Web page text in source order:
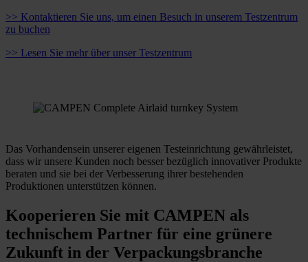
>> Kontaktieren Sie uns, um einen Besuch in unserem Testzentrum
zu buchen
>> Lesen Sie mehr über unser Testzentrum
Das Vorhandensein unserer eigenen Testeinrichtung gewährleistet,
dass wir unsere Kunden noch besser bezüglich innovativer Produkte
beraten und sie bei der Verbesserung ihrer bestehenden
Produktionen unterstützen können.
Kooperieren Sie mit CAMPEN als
technischem Partner für eine grünere
Zukunft in der Verpackungsbranche